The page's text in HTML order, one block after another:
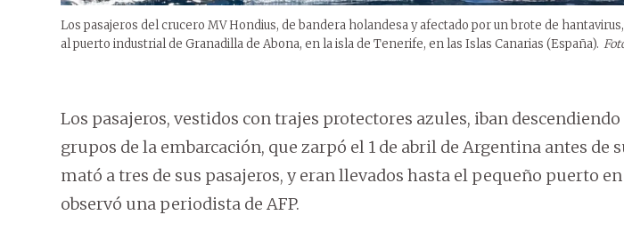
Los pasajeros del crucero MV Hondius, de bandera holandesa y afectado por un brote de
al puerto industrial de Granadilla de Abona, en la isla de Tenerife, en las Islas Canarias (España).
Los pasajeros, vestidos con trajes protectores azules, iban
grupos de la embarcación, que zarpó el 1 de abril de Argentina antes de
mató a tres de sus pasajeros, y eran llevados hasta el pequeño puerto
observó una periodista de AFP.